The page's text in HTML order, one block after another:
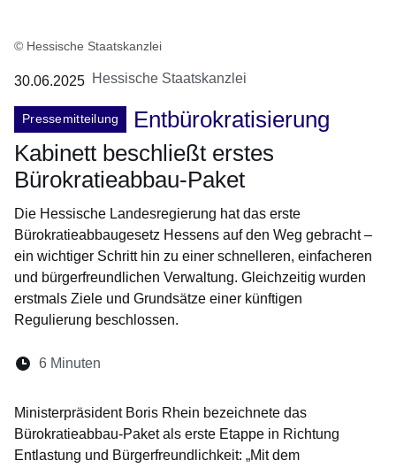
© Hessische Staatskanzlei
30.06.2025 Hessische Staatskanzlei
Pressemitteilung
Entbürokratisierung
Kabinett beschließt erstes
Bürokratieabbau-Paket
Die Hessische Landesregierung hat das erste
Bürokratieabbaugesetz Hessens auf den Weg gebracht –
ein wichtiger Schritt hin zu einer schnelleren, einfacheren
und bürgerfreundlichen Verwaltung. Gleichzeitig wurden
erstmals Ziele und Grundsätze einer künftigen
Regulierung beschlossen.
Lesedauer:
6 Minuten
Ministerpräsident Boris Rhein bezeichnete das
Bürokratieabbau-Paket als erste Etappe in Richtung
Entlastung und Bürgerfreundlichkeit: „Mit dem